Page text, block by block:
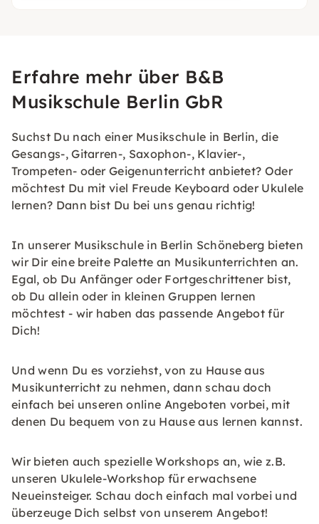
Erfahre mehr über B&B
Musikschule Berlin GbR
Suchst Du nach einer Musikschule in Berlin, die
Gesangs-, Gitarren-, Saxophon-, Klavier-,
Trompeten- oder Geigenunterricht anbietet? Oder
möchtest Du mit viel Freude Keyboard oder Ukulele
lernen? Dann bist Du bei uns genau richtig!
In unserer Musikschule in Berlin Schöneberg bieten
wir Dir eine breite Palette an Musikunterrichten an.
Egal, ob Du Anfänger oder Fortgeschrittener bist,
ob Du allein oder in kleinen Gruppen lernen
möchtest - wir haben das passende Angebot für
Dich!
Und wenn Du es vorziehst, von zu Hause aus
Musikunterricht zu nehmen, dann schau doch
einfach bei unseren online Angeboten vorbei, mit
denen Du bequem von zu Hause aus lernen kannst.
Wir bieten auch spezielle Workshops an, wie z.B.
unseren Ukulele-Workshop für erwachsene
Neueinsteiger. Schau doch einfach mal vorbei und
überzeuge Dich selbst von unserem Angebot!